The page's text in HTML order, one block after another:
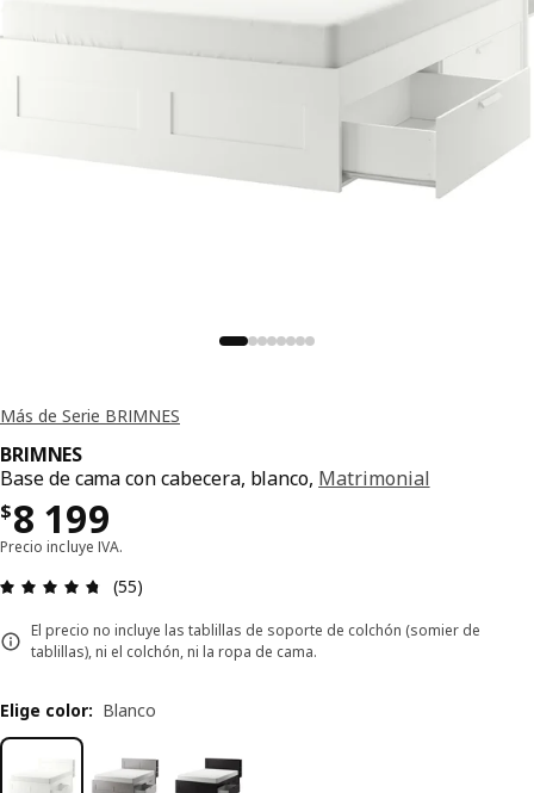
Más de Serie BRIMNES
BRIMNES
Base de cama con cabecera, blanco, Matrimonial
$8 199
Precio $ 8199
Precio incluye IVA.
Revisión: 4.7 fuera de 5 estrellas. Revisiones
(55)
El precio no incluye las tablillas de soporte de colchón (somier de
tablillas), ni el colchón, ni la ropa de cama.
Elige color: Blanco